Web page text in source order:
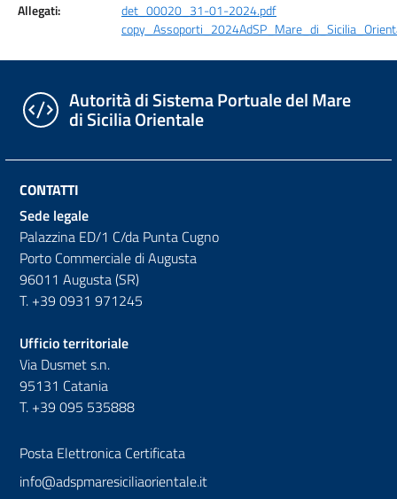
Allegati:
det_00020_31-01-2024.pdf
Autorità di Sistema Portuale del Mare
di Sicilia Orientale
CONTATTI
Sede legale
Palazzina ED/1 C/da Punta Cugno
Porto Commerciale di Augusta
96011 Augusta (SR)
T. +39 0931 971245
Ufficio territoriale
Via Dusmet s.n.
95131 Catania
T. +39 095 535888
Posta Elettronica Certificata
info@adspmaresiciliaorientale.it